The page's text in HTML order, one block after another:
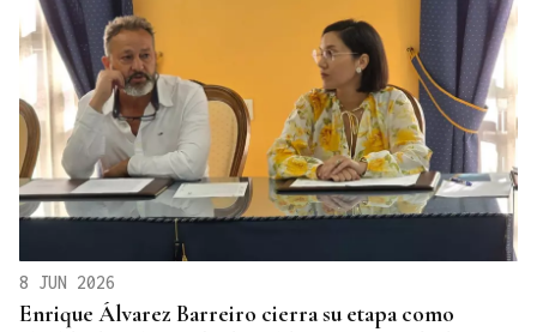
8 JUN 2026
Enrique Álvarez Barreiro cierra su etapa como